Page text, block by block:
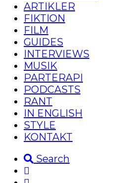
ARTIKLER
FIKTION
FILM
GUIDES
INTERVIEWS
MUSIK
PARTERAPI
PODCASTS
RANT
IN ENGLISH
STYLE
KONTAKT
Search